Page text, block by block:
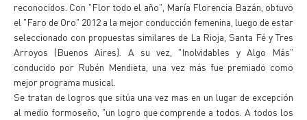
reconocidos. Con "Flor todo el año", María Florencia Bazán, obtuvo
el "Faro de Oro" 2012 a la mejor conducción femenina, luego de estar
seleccionado con propuestas similares de La Rioja, Santa Fé y Tres
Arroyos (Buenos Aires). A su vez, "Inolvidables y Algo Más"
conducido por Rubén Mendieta, una vez más fue premiado como
mejor programa musical.
Se tratan de logros que sitúa una vez mas en un lugar de excepción
al medio formoseño, "un logro que comprende a todos. A todos los